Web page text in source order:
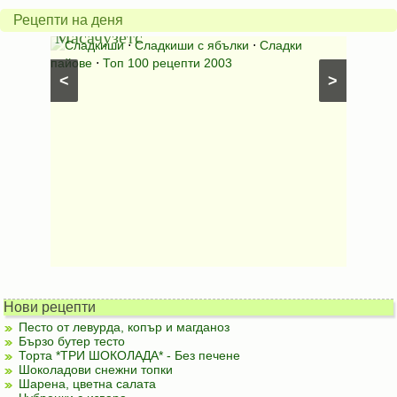
Рецепти на деня
>
<
от
Масачузетс
Сладкиши⋅Сладкиши с ябълки ⋅ Сладки
пайове ⋅ Топ 100 рецепти 2003
на
мама
Нови рецепти
Песто от левурда, копър и магданоз
Бързо бутер тесто
Торта *ТРИ ШОКОЛАДА* - Без печене
Шоколадови снежни топки
Шарена, цветна салата